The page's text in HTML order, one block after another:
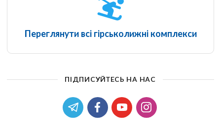
Переглянути всі гірськолижні комплекси
ПІДПИСУЙТЕСЬ НА НАС